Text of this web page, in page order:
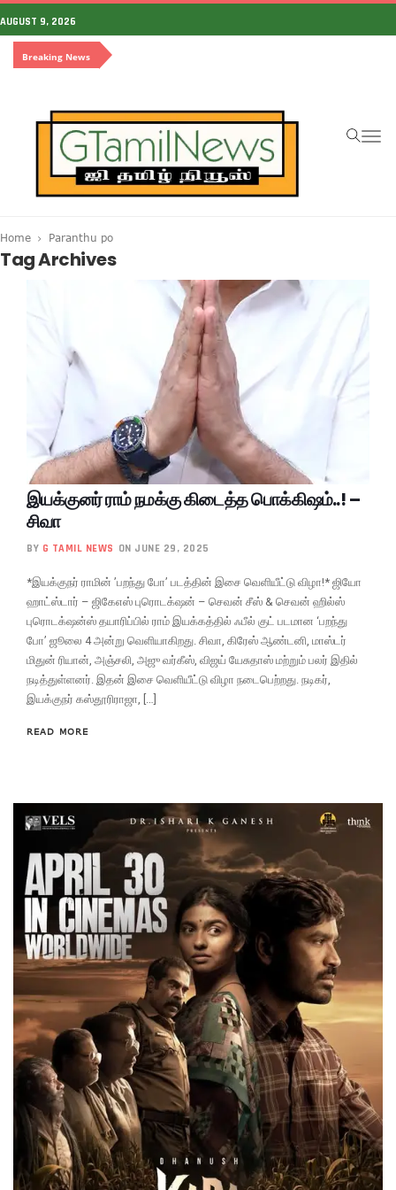
AUGUST 9, 2026
Breaking News
Home Paranthu po
Tag Archives
இயக்குனர் ராம் நமக்கு கிடைத்த பொக்கிஷம்..! –
சிவா
BY G TAMIL NEWS ON JUNE 29, 2025
*இயக்குநர் ராமின் ’பறந்து போ’ படத்தின் இசை வெளியீட்டு விழா!* ஜியோ
ஹாட்ஸ்டார் – ஜிகேஎஸ் புரொடக்‌ஷன் – செவன் சீஸ் & செவன் ஹில்ஸ்
புரொடக்‌ஷன்ஸ் தயாரிப்பில் ராம் இயக்கத்தில் ஃபீல் குட் படமான ‘பறந்து
போ’ ஜூலை 4 அன்று வெளியாகிறது. சிவா, கிரேஸ் ஆண்டனி, மாஸ்டர்
மிதுன் ரியான், அஞ்சலி, அஜு வர்கீஸ், விஜய் யேசுதாஸ் மற்றும் பலர் இதில்
நடித்துள்ளனர். இதன் இசை வெளியீட்டு விழா நடைபெற்றது. நடிகர்,
இயக்குநர் கஸ்தூரிராஜா, […]
READ MORE